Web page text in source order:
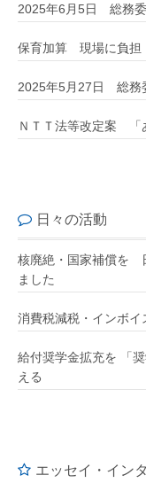
2025年6月5日 総務委
保育加算 現場に負担
2025年5月27日 総務
ＮＴＴ法等改定案 「
日々の活動
核廃絶・国家補償を
ました
消費税減税・インボ
給付奨学金拡充を 「
える
エッセイ・イン